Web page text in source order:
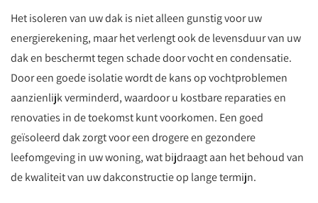
Het isoleren van uw dak is niet alleen gunstig voor uw
energierekening, maar het verlengt ook de levensduur van uw
dak en beschermt tegen schade door vocht en condensatie.
Door een goede isolatie wordt de kans op vochtproblemen
aanzienlijk verminderd, waardoor u kostbare reparaties en
renovaties in de toekomst kunt voorkomen. Een goed
geïsoleerd dak zorgt voor een drogere en gezondere
leefomgeving in uw woning, wat bijdraagt aan het behoud van
de kwaliteit van uw dakconstructie op lange termijn.